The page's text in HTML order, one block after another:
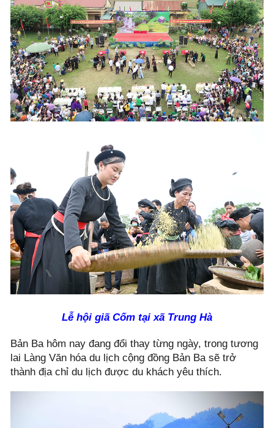
Lễ hội giã Cốm tại xã Trung Hà
Bản Ba hôm nay đang đổi thay từng ngày, trong tương
lai Làng Văn hóa du lịch cộng đồng Bản Ba sẽ trở
thành địa chỉ du lịch được du khách yêu thích.